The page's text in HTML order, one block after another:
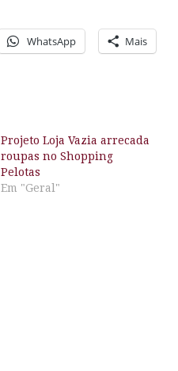
WhatsApp Mais
Projeto Loja Vazia arrecada
roupas no Shopping
Pelotas
Em "Geral"